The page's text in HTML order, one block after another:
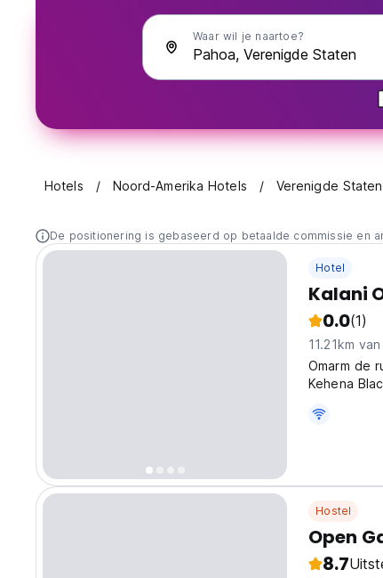
Waar wil je naartoe?
Hotels Noord-Amerika Hotels Verenigde
De positionering is gebaseerd op betaalde commissie en
Hotel
Kalani
0.0(1)
11.21km
Omarm de
Kehena
2018
Hostel
Open
8.7